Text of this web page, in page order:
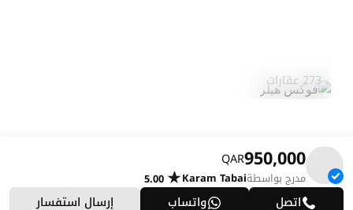
273 عقارات
950,000
QAR
مدرج بواسطةKaram Tabai
5.00
اتصل واتساب إرسال استفسار